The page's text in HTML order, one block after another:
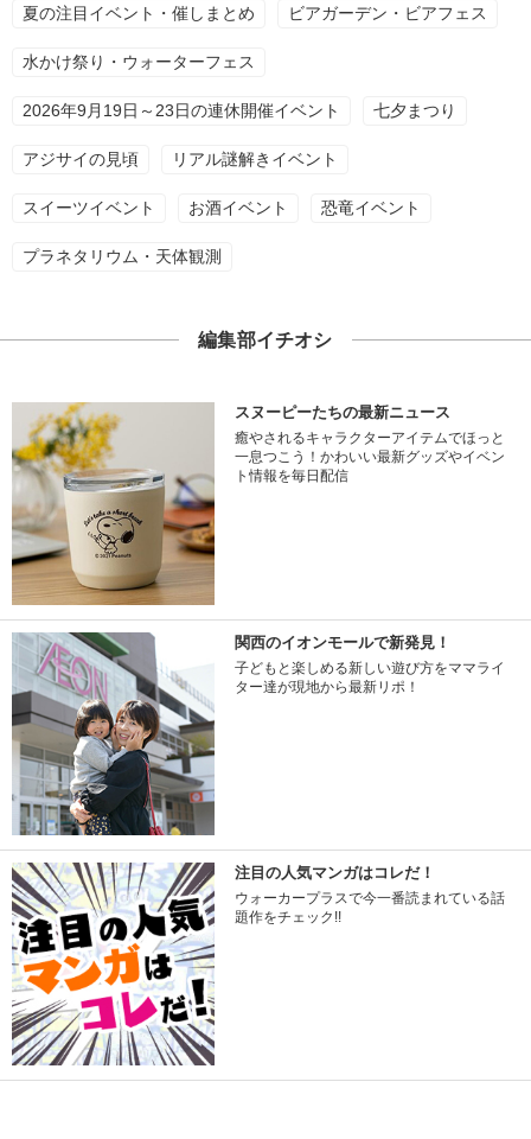
夏の注目イベント・催しまとめ ビアガーデン・ビアフェス
水かけ祭り・ウォーターフェス
2026年9月19日～23日の連休開催イベント 七夕まつり
アジサイの見頃 リアル謎解きイベント
スイーツイベント お酒イベント 恐竜イベント
プラネタリウム・天体観測
編集部イチオシ
スヌーピーたちの最新ニュース
癒やされるキャラクターアイテムでほっと
一息つこう！かわいい最新グッズやイベン
ト情報を毎日配信
関西のイオンモールで新発見！
子どもと楽しめる新しい遊び方をママライ
ター達が現地から最新リポ！
注目の人気マンガはコレだ！
ウォーカープラスで今一番読まれている話
題作をチェック!!